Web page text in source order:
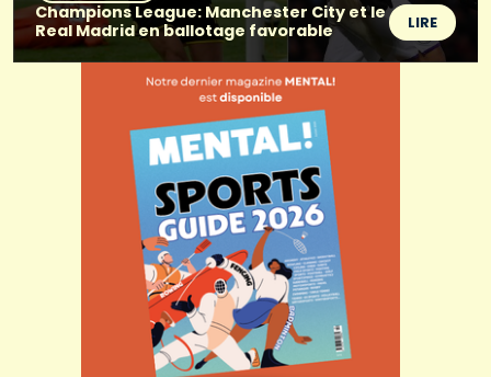
Champions League: Manchester City et le
Real Madrid en ballotage favorable
LIRE